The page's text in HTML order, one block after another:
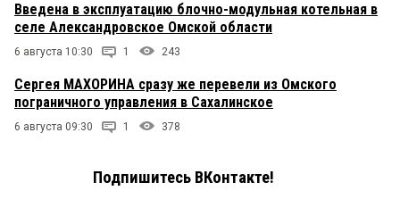
Введена в эксплуатацию блочно-модульная котельная в
селе Александровское Омской области
6 августа 10:30 1 243
Сергея МАХОРИНА сразу же перевели из Омского
пограничного управления в Сахалинское
6 августа 09:30 1 378
Подпишитесь ВКонтакте!